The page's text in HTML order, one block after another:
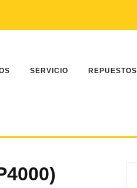
SERVICIO REPUESTOS